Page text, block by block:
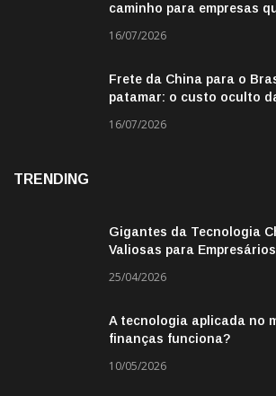
caminho para empresas
16/07/2026
Frete da China para o
patamar: o custo oculto
16/07/2026
TRENDING
Gigantes da Tecnologia
Valiosas para
25/04/2026
A tecnologia aplicada no
finanças funciona?
10/05/2026